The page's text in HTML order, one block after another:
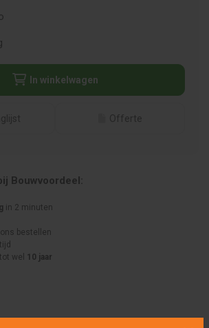
In winkelwagen
Offerte
Bouwvoordeel:
in 2 minuten
bestellen
wel 10 jaar